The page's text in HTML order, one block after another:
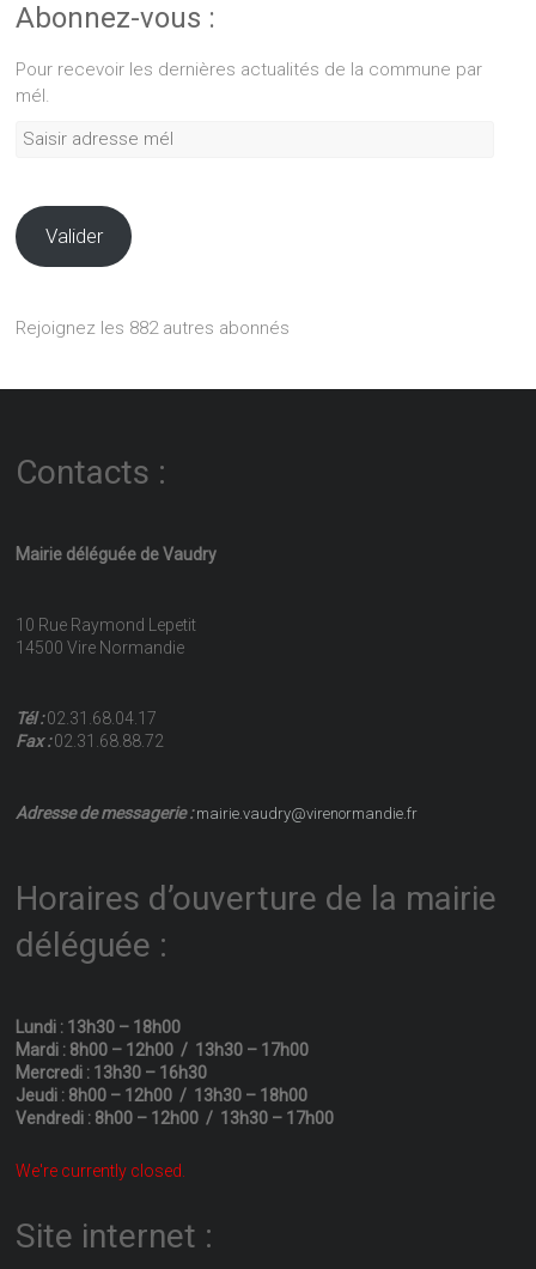
Abonnez-vous :
Pour recevoir les dernières actualités de la commune par
mél.
Saisir
Valider
Rejoignez les 882 autres abonnés
Contacts :
Mairie déléguée de Vaudry
10 Rue Raymond Lepetit
14500 Vire Normandie
Tél :02.31.68.04.17
Fax :02.31.68.88.72
Adresse de messagerie :mairie.vaudry@virenormandie.fr
Horaires d’ouverture de la mairie
déléguée :
Lundi : 13h30 – 18h00
Mardi : 8h00 – 12h00 / 13h30 – 17h00
Mercredi : 13h30 – 16h30
Jeudi : 8h00 – 12h00 / 13h30 – 18h00
Vendredi : 8h00 – 12h00 / 13h30 – 17h00
We're currently closed.
Site internet :